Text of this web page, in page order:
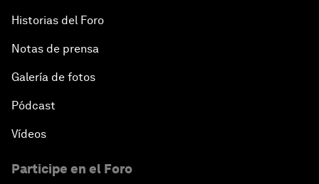
Historias del Foro
Notas de prensa
Galería de fotos
Pódcast
Vídeos
Participe en el Foro